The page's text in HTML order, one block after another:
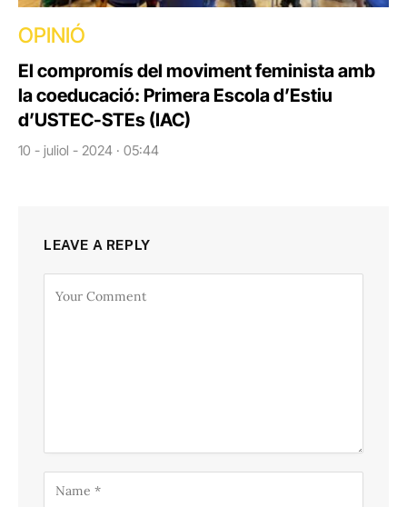
OPINIÓ
El compromís del moviment feminista amb
la coeducació: Primera Escola d’Estiu
d’USTEC-STEs (IAC)
10 - juliol - 2024 · 05:44
LEAVE A REPLY